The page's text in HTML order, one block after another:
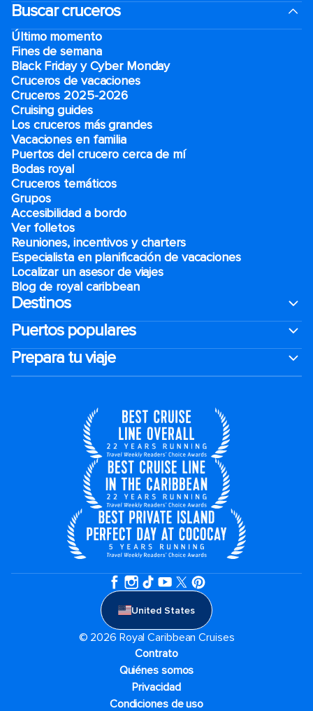
Buscar cruceros
Último momento
Fines de semana
Black Friday y Cyber Monday
Cruceros de vacaciones
Cruceros 2025-2026
Cruising guides
Los cruceros más grandes
Vacaciones en familia
Puertos del crucero cerca de mí
Bodas royal
Cruceros temáticos
Grupos
Accesibilidad a bordo
Ver folletos
Reuniones, incentivos y charters​
Especialista en planificación de vacaciones
Localizar un asesor de viajes
Blog de royal caribbean
Destinos
Puertos populares
Prepara tu viaje
United States
© 2026 Royal Caribbean Cruises
Contrato
Quiénes somos
Privacidad
Condiciones de uso